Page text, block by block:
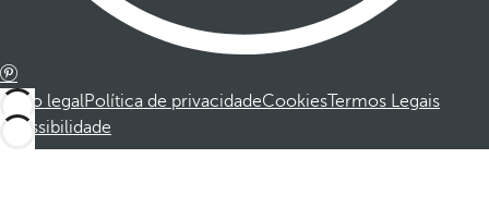
Aviso legalPolítica de privacidadeCookiesTermos Legais
Acessibilidade